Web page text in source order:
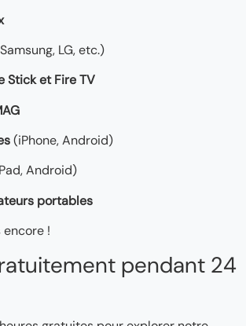
LG, etc.)
Stick et Fire TV
(iPhone, Android)
Android)
portables
encore !
pendant 24